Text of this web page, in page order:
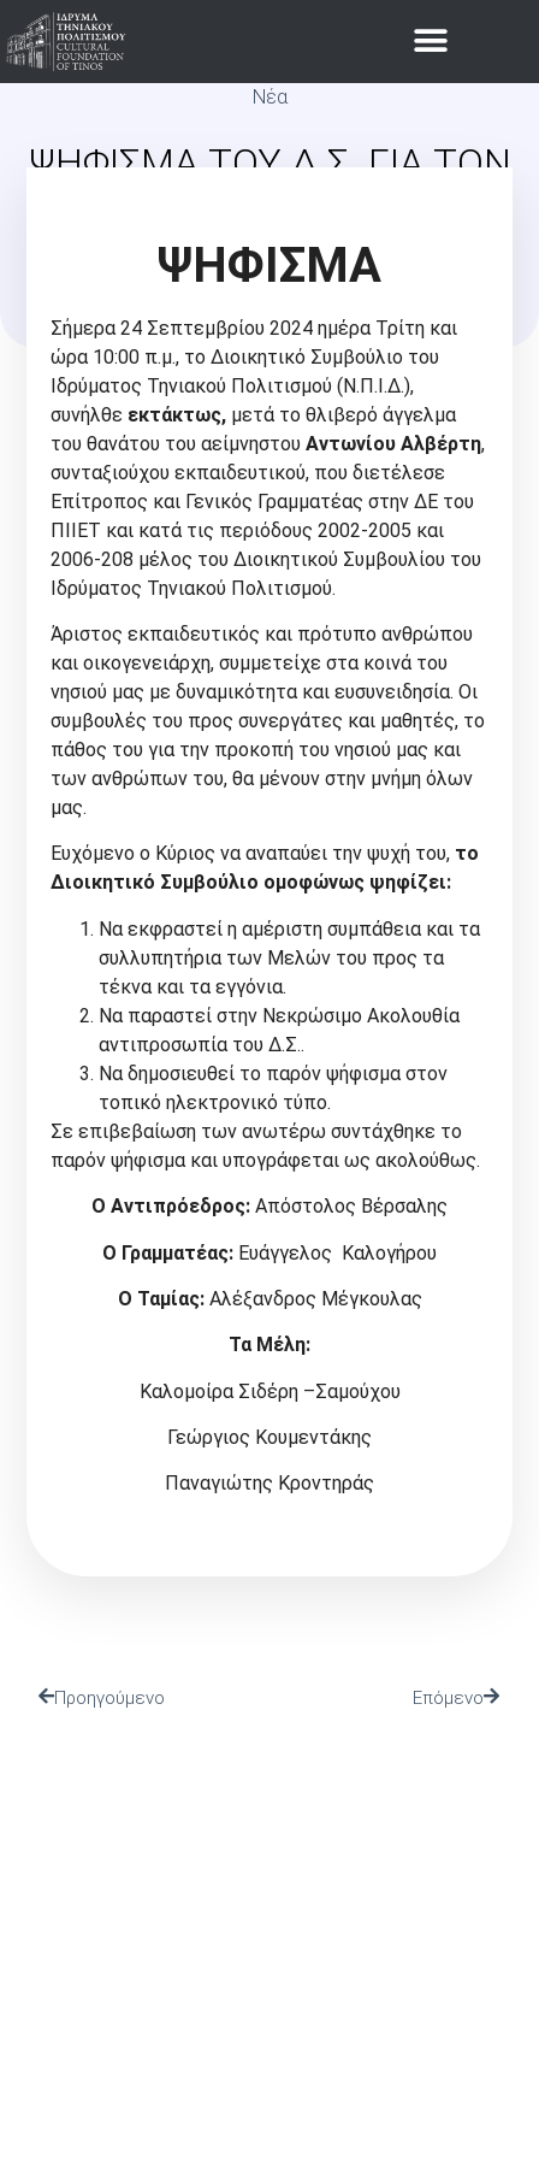
Νέα
ΨΉΦΙΣΜΑ ΤΟΥ Δ.Σ. ΓΙΑ ΤΟΝ
ΑΛΒΈΡΤΗ, ΠΡ. ΜΈΛΟΥΣ ΤΟΥ
Δ.Σ. ΤΟΥ Ι.ΤΗ.Π.
ΨΗΦΙΣΜΑ
Σήμερα 24 Σεπτεμβρίου 2024 ημέρα Τρίτη και
ώρα 10:00 π.μ., το Διοικητικό Συμβούλιο του
Ιδρύματος Τηνιακού Πολιτισμού (Ν.Π.Ι.Δ.),
συνήλθε εκτάκτως, μετά το θλιβερό άγγελμα
του θανάτου του αείμνηστουΑντωνίου Αλβέρτη,
συνταξιούχου εκπαιδευτικού, που διετέλεσε
Επίτροπος και Γενικός Γραμματέας στην ΔΕ του
ΠΙΙΕΤ και κατά τις περιόδους 2002-2005 και
2006-208 μέλος του Διοικητικού Συμβουλίου του
Ιδρύματος Τηνιακού Πολιτισμού.
Άριστος εκπαιδευτικός και πρότυπο ανθρώπου
και οικογενειάρχη, συμμετείχε στα κοινά του
νησιού μας με δυναμικότητα και ευσυνειδησία. Οι
συμβουλές του προς συνεργάτες και μαθητές, το
πάθος του για την προκοπή του νησιού μας και
των ανθρώπων του, θα μένουν στην μνήμη όλων
μας.
Ευχόμενο ο Κύριος να αναπαύει την ψυχή του, το
Διοικητικό Συμβούλιο ομοφώνως ψηφίζει:
Να εκφραστεί η αμέριστη συμπάθεια και τα
συλλυπητήρια των Μελών του προς τα
τέκνα και τα εγγόνια.
Να παραστεί στην Νεκρώσιμο Ακολουθία
αντιπροσωπία του Δ.Σ..
Να δημοσιευθεί το παρόν ψήφισμα στον
τοπικό ηλεκτρονικό τύπο.
Σε επιβεβαίωση των ανωτέρω συντάχθηκε το
παρόν ψήφισμα και υπογράφεται ως ακολούθως.
Ο Αντιπρόεδρος: Απόστολος Βέρσαλης
Ο Γραμματέας: Ευάγγελος Καλογήρου
Ο Ταμίας:Αλέξανδρος Μέγκουλας
Τα Μέλη:
Καλομοίρα Σιδέρη –Σαμούχου
Γεώργιος Κουμεντάκης
Παναγιώτης Κροντηράς
Προηγούμενο Επόμενο